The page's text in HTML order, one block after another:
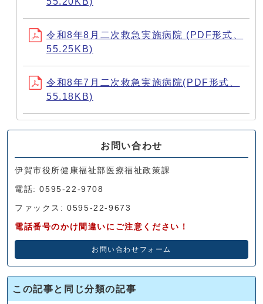
令和8年8月二次救急実施病院 (PDF形式、
55.25KB)
令和8年7月二次救急実施病院(PDF形式、
55.18KB)
お問い合わせ
伊賀市役所健康福祉部医療福祉政策課
電話: 0595-22-9708
ファックス: 0595-22-9673
電話番号のかけ間違いにご注意ください！
お問い合わせフォーム
この記事と同じ分類の記事